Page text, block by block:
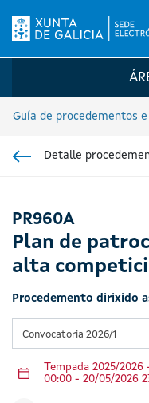
Logo da Sede
Guía de procedementos
Detalle
PR960A
Plan de
alta
Procedemento dirixido
Convocatoria 2026/1
Tempada 2025/2026
00:00 - 20/05/2026